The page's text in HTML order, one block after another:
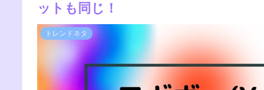
ットも同じ！
トレンドネタ